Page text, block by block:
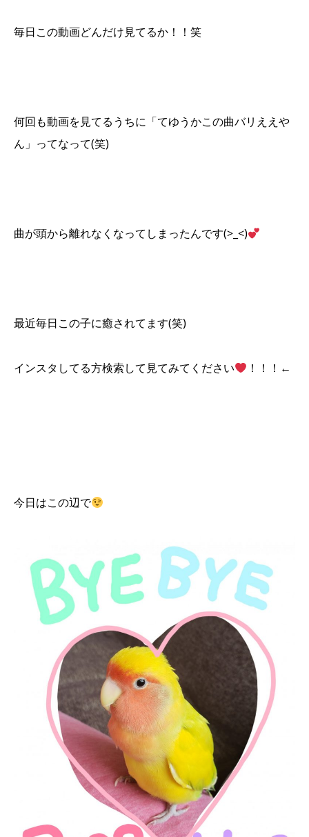
毎日この動画どんだけ見てるか！！笑
何回も動画を見てるうちに「てゆうかこの曲バリええや
ん」ってなって(笑)
曲が頭から離れなくなってしまったんです(>_<)
最近毎日この子に癒されてます(笑)
インスタしてる方検索して見てみてください ！！！←
今日はこの辺で